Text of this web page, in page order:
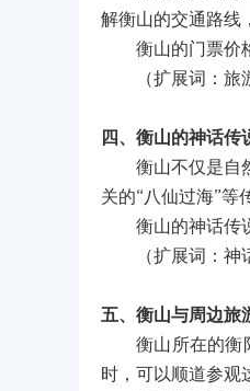
解衡山的交通路线
衡山的门票价
（扩展词：旅
四、衡山的神话传
衡山不仅是自
关的“八仙过海”等
衡山的神话传
（扩展词：神
五、衡山与周边旅
衡山所在的衡
时，可以顺道参观